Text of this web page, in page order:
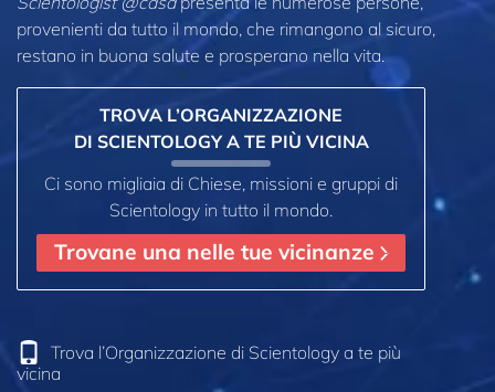
provenienti da tutto il mondo, che rimangono al sicuro,
restano in buona salute e prosperano nella vita.
TROVA L’ORGANIZZAZIONE
DI SCIENTOLOGY A TE PIÙ VICINA
Ci sono migliaia di Chiese, missioni e gruppi di
Scientology in tutto il mondo.
Trovane una nelle tue vicinanze
Trova l’Organizzazione di Scientology a te più
vicina